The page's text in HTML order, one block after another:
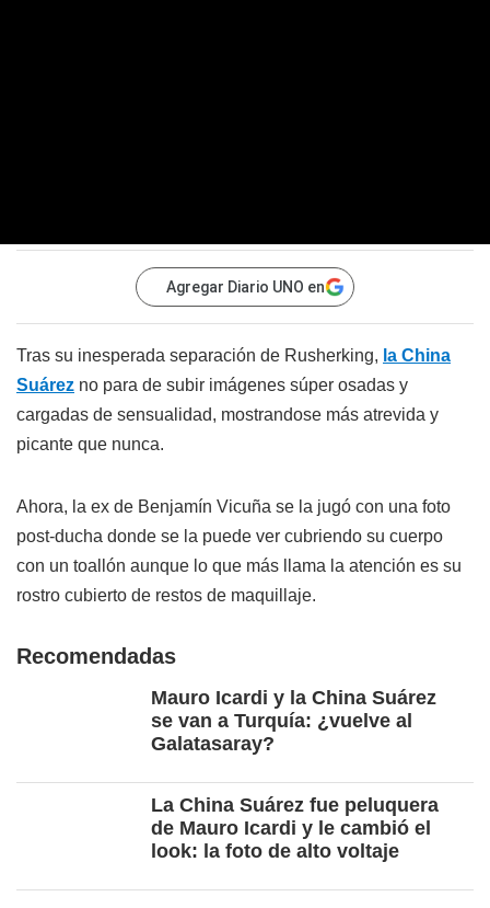
Agregar Diario UNO en
Tras su inesperada separación de Rusherking, la China
Suárez no para de subir imágenes súper osadas y
cargadas de sensualidad, mostrandose más atrevida y
picante que nunca.
Ahora, la ex de Benjamín Vicuña se la jugó con una foto
post-ducha donde se la puede ver cubriendo su cuerpo
con un toallón aunque lo que más llama la atención es su
rostro cubierto de restos de maquillaje.
Recomendadas
Mauro Icardi y la China Suárez
se van a Turquía: ¿vuelve al
Galatasaray?
La China Suárez fue peluquera
de Mauro Icardi y le cambió el
look: la foto de alto voltaje